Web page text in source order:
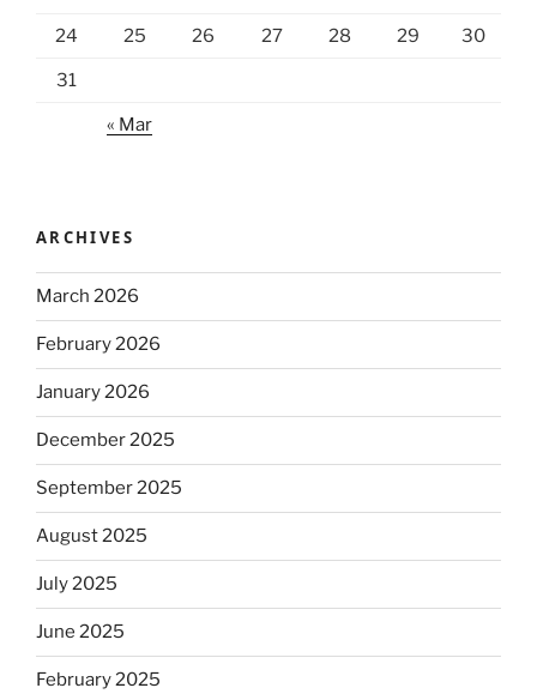
24 25 26 27 28 29 30
31
« Mar
ARCHIVES
March 2026
February 2026
January 2026
December 2025
September 2025
August 2025
July 2025
June 2025
February 2025